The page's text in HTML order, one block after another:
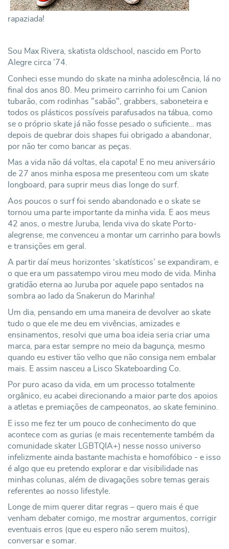
rapaziada!
Sou Max Rivera, skatista oldschool, nascido em Porto
Alegre circa ’74.
Conheci esse mundo do skate na minha adolescência, lá no
final dos anos 80. Meu primeiro carrinho foi um Canion
tubarão, com rodinhas "sabão", grabbers, saboneteira e
todos os plásticos possíveis parafusados na tábua, como
se o próprio skate já não fosse pesado o suficiente… mas
depois de quebrar dois shapes fui obrigado a abandonar,
por não ter como bancar as peças.
Mas a vida não dá voltas, ela capota! E no meu aniversário
de 27 anos minha esposa me presenteou com um skate
longboard, para suprir meus dias longe do surf.
Aos poucos o surf foi sendo abandonado e o skate se
tornou uma parte importante da minha vida. E aos meus
42 anos, o mestre Juruba, lenda viva do skate Porto-
alegrense, me convenceu a montar um carrinho para bowls
e transições em geral.
A partir daí meus horizontes ‘skatísticos’ se expandiram, e
o que era um passatempo virou meu modo de vida. Minha
gratidão eterna ao Juruba por aquele papo sentados na
sombra ao lado da Snakerun do Marinha!
Um dia, pensando em uma maneira de devolver ao skate
tudo o que ele me deu em vivências, amizades e
ensinamentos, resolvi que uma boa ideia seria criar uma
marca, para estar sempre no meio da bagunça, mesmo
quando eu estiver tão velho que não consiga nem embalar
mais. E assim nasceu a Lisco Skateboarding Co.
Por puro acaso da vida, em um processo totalmente
orgânico, eu acabei direcionando a maior parte dos apoios
a atletas e premiações de campeonatos, ao skate feminino.
E isso me fez ter um pouco de conhecimento do que
acontece com as gurias (e mais recentemente também da
comunidade skater LGBTQIA+) nesse nosso universo
infelizmente ainda bastante machista e homofóbico - e isso
é algo que eu pretendo explorar e dar visibilidade nas
minhas colunas, além de divagações sobre temas gerais
referentes ao nosso lifestyle.
Longe de mim querer ditar regras – quero mais é que
venham debater comigo, me mostrar argumentos, corrigir
eventuais erros (que eu espero não serem muitos),
conversar e somar.